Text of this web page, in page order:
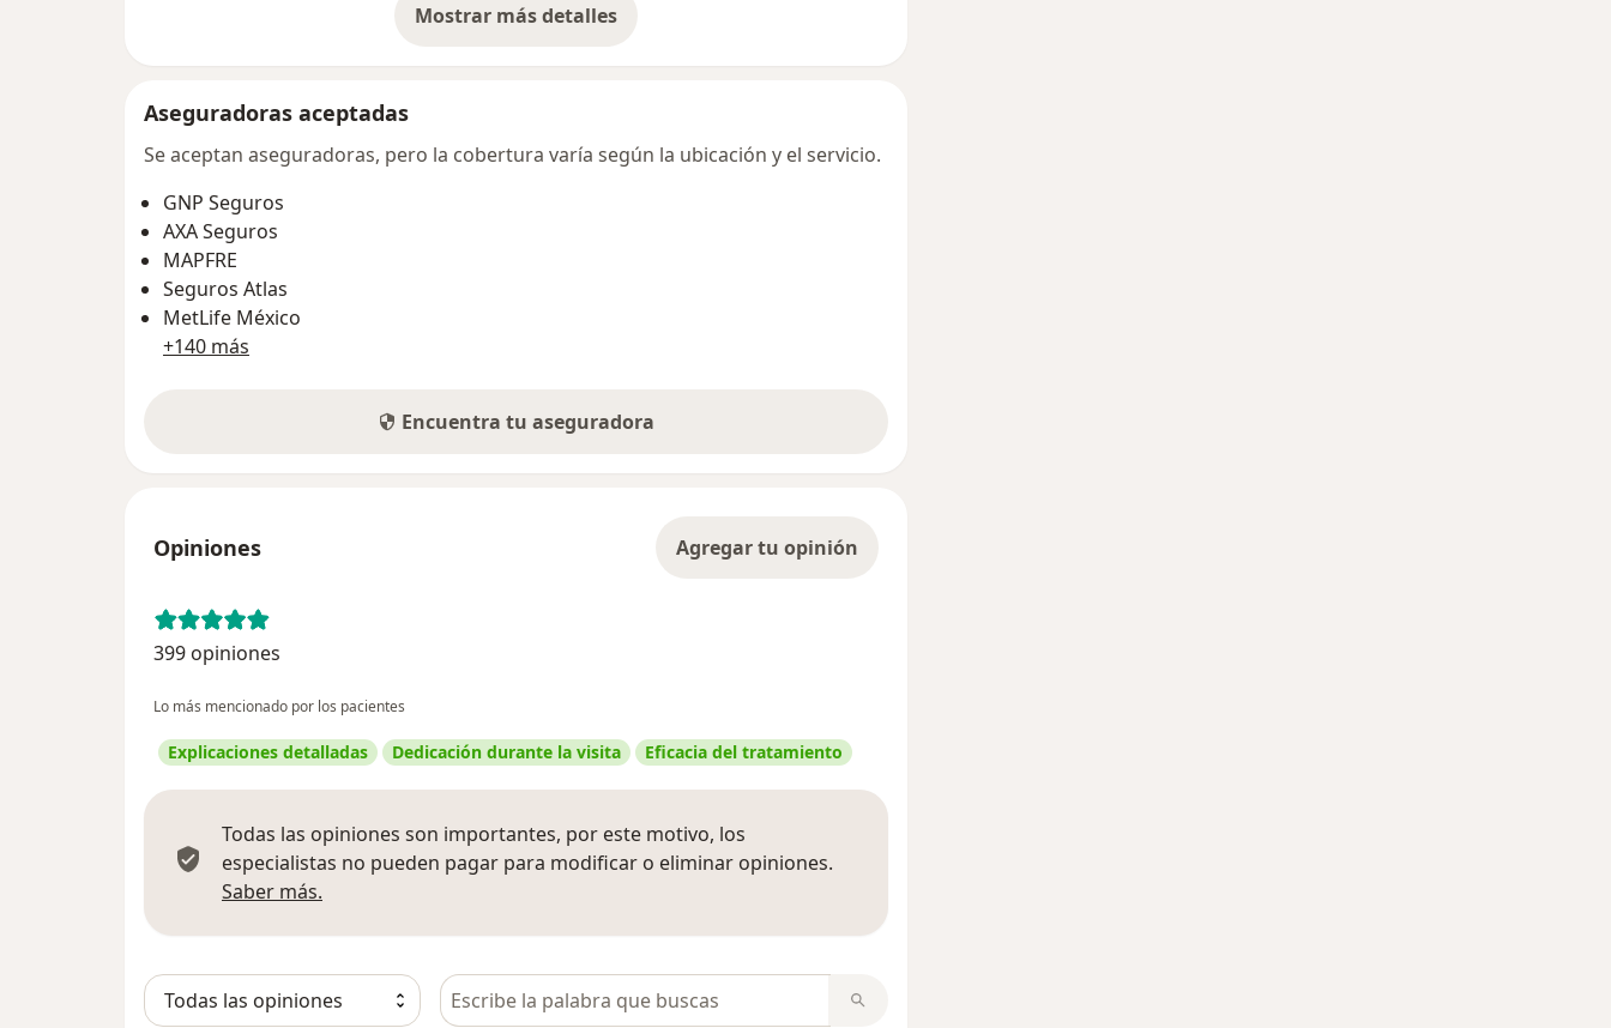
Mostrar más detalles
sobre la dirección
Aseguradoras aceptadas
Se aceptan aseguradoras, pero la cobertura varía según la ubicación y el servicio.
GNP Seguros
AXA Seguros
MAPFRE
Seguros Atlas
MetLife México
+140 más
Encuentra tu aseguradora
Opiniones Agregar tu opinión
399 opiniones
Lo más mencionado por los pacientes
Explicaciones detalladas Dedicación durante la visita Eficacia del tratamiento
Todas las opiniones son importantes, por este motivo, los
especialistas no pueden pagar para modificar o eliminar opiniones.
Saber más.
Busca en opiniones